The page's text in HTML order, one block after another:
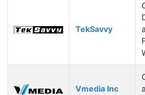
TekSavvy
Vmedia Inc